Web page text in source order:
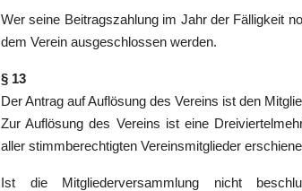
Wer seine Beitragszahlung im Jahr der Fälligkeit
dem Verein ausgeschlossen werden.
§ 13
Der Antrag auf Auflösung des Vereins ist den
Zur Auflösung des Vereins ist eine
aller stimmberechtigten Vereinsmitglieder
Ist die Mitgliederversammlung nicht